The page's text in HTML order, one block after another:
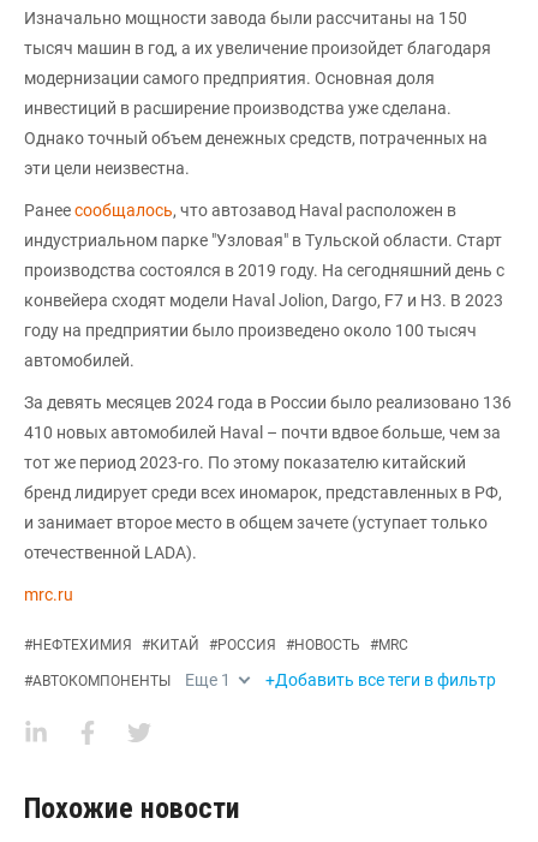
Изначально мощности завода были рассчитаны на 150
тысяч машин в год, а их увеличение произойдет благодаря
модернизации самого предприятия. Основная доля
инвестиций в расширение производства уже сделана.
Однако точный объем денежных средств, потраченных на
эти цели неизвестна.
Ранеесообщалось, что автозавод Haval расположен в
индустриальном парке "Узловая" в Тульской области. Старт
производства состоялся в 2019 году. На сегодняшний день с
конвейера сходят модели Haval Jolion, Dargo, F7 и H3. В 2023
году на предприятии было произведено около 100 тысяч
автомобилей.
За девять месяцев 2024 года в России было реализовано 136
410 новых автомобилей Haval – почти вдвое больше, чем за
тот же период 2023-го. По этому показателю китайский
бренд лидирует среди всех иномарок, представленных в РФ,
и занимает второе место в общем зачете (уступает только
отечественной LADA).
mrc.ru
#НЕФТЕХИМИЯ #КИТАЙ #РОССИЯ #НОВОСТЬ #MRC
#АВТОКОМПОНЕНТЫ Еще 1 +Добавить все теги в фильтр
Похожие новости